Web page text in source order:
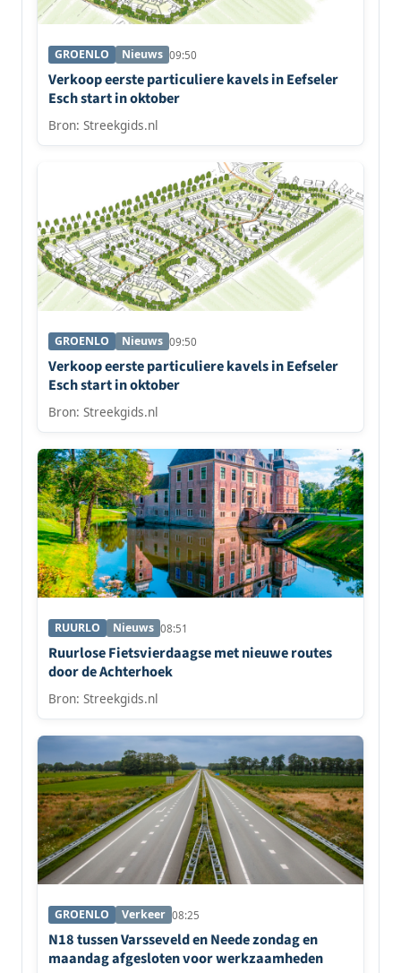
GROENLO Nieuws 09:50
Verkoop eerste particuliere kavels in Eefseler
Esch start in oktober
Bron: Streekgids.nl
GROENLO Nieuws 09:50
Verkoop eerste particuliere kavels in Eefseler
Esch start in oktober
Bron: Streekgids.nl
RUURLO Nieuws 08:51
Ruurlose Fietsvierdaagse met nieuwe routes
door de Achterhoek
Bron: Streekgids.nl
GROENLO Verkeer 08:25
N18 tussen Varsseveld en Neede zondag en
maandag afgesloten voor werkzaamheden